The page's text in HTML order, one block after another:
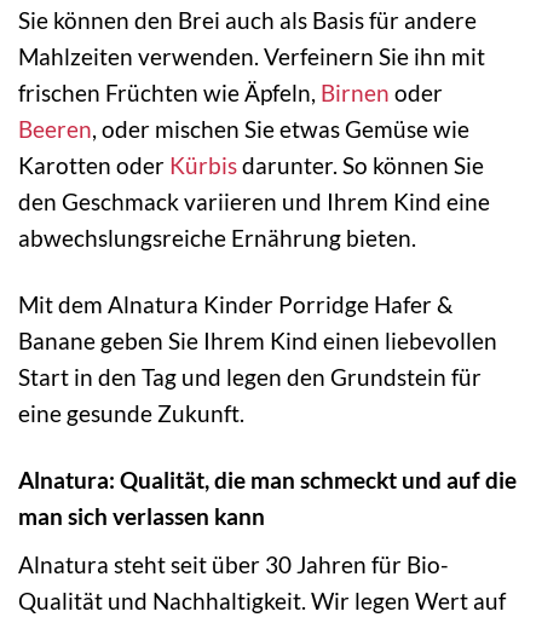
Sie können den Brei auch als Basis für andere
Mahlzeiten verwenden. Verfeinern Sie ihn mit
frischen Früchten wie Äpfeln, Birnen oder
Beeren, oder mischen Sie etwas Gemüse wie
Karotten oder Kürbisdarunter. So können Sie
den Geschmack variieren und Ihrem Kind eine
abwechslungsreiche Ernährung bieten.
Mit dem Alnatura Kinder Porridge Hafer &
Banane geben Sie Ihrem Kind einen liebevollen
Start in den Tag und legen den Grundstein für
eine gesunde Zukunft.
Alnatura: Qualität, die man schmeckt und auf die
man sich verlassen kann
Alnatura steht seit über 30 Jahren für Bio-
Qualität und Nachhaltigkeit. Wir legen Wert auf